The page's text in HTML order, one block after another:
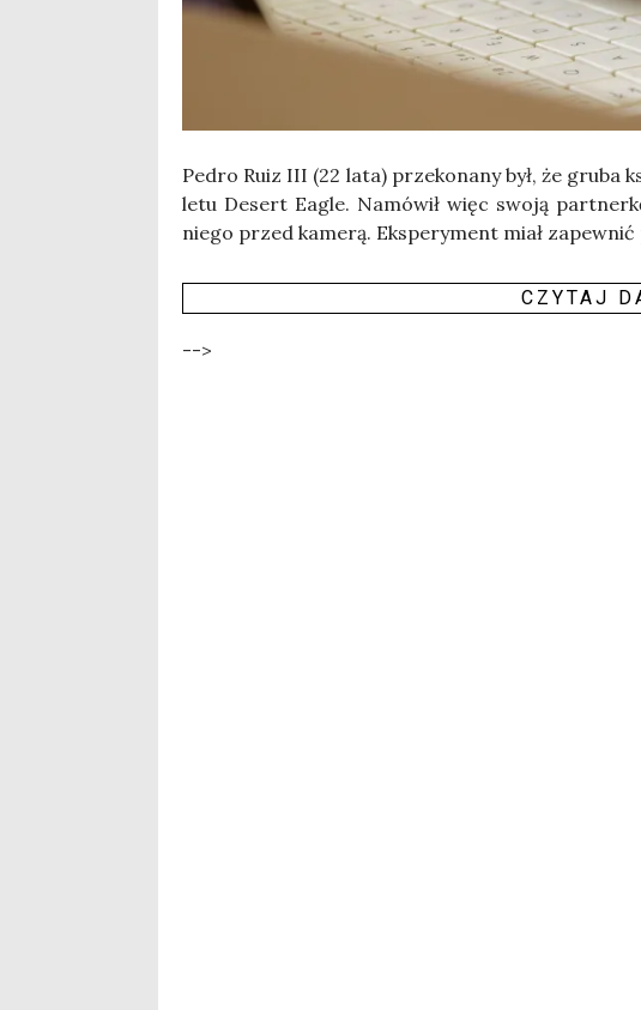
Pedro Ruiz III (22 lata) prze­ko­na­ny był, że
le­tu Desert Eagle. Namó­wił więc swo­ją
nie­go przed kame­rą. Eks­pe­ry­ment miał
CZY­TAJ
-->